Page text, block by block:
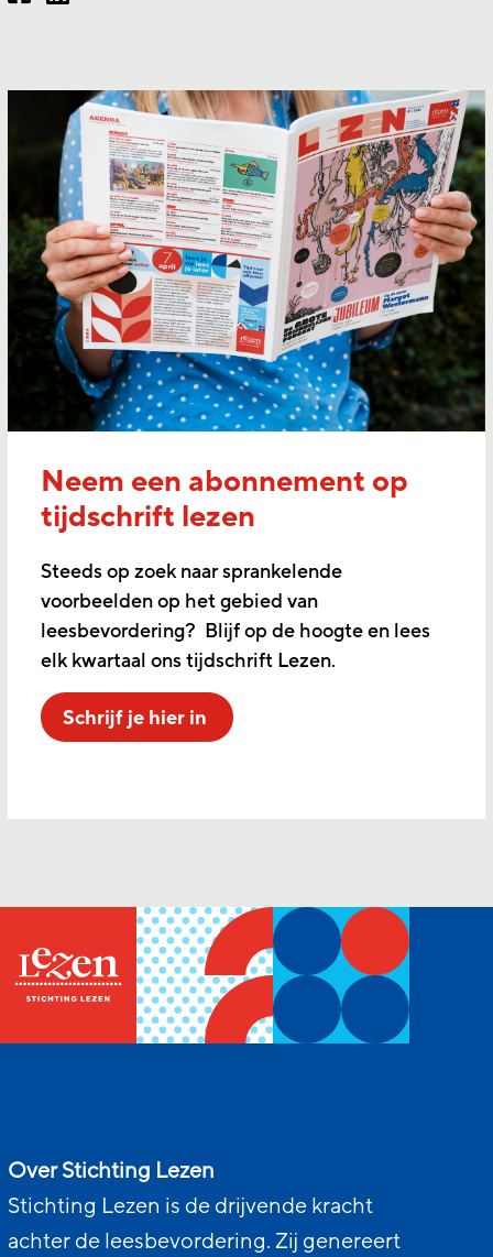
Neem een abonnement op
tijdschrift lezen
Steeds op zoek naar sprankelende
voorbeelden op het gebied van
leesbevordering? Blijf op de hoogte en lees
elk kwartaal ons tijdschrift Lezen.
Schrijf je hier in
Over Stichting Lezen
Stichting Lezen is de drijvende kracht
achter de leesbevordering. Zij genereert